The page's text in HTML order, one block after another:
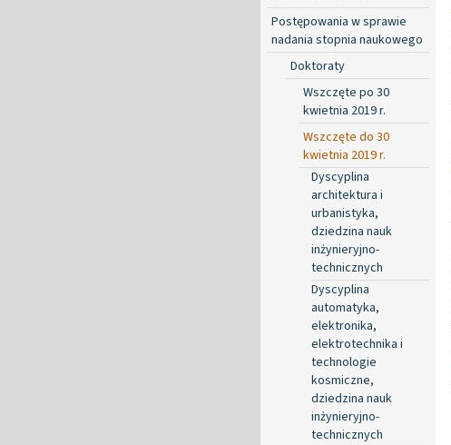
Postępowania w sprawie
nadania stopnia naukowego
Doktoraty
Wszczęte po 30
kwietnia 2019 r.
Wszczęte do 30
kwietnia 2019 r.
Dyscyplina
architektura i
urbanistyka,
dziedzina nauk
inżynieryjno-
technicznych
Dyscyplina
automatyka,
elektronika,
elektrotechnika i
technologie
kosmiczne,
dziedzina nauk
inżynieryjno-
technicznych